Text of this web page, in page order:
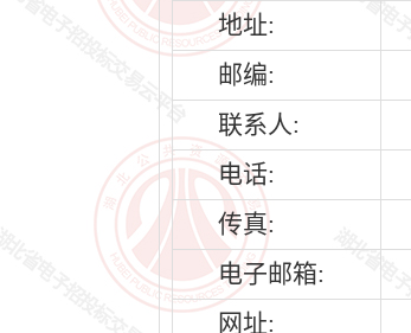
地址:
邮编:
联系人:
电话:
传真:
电子邮箱:
网址: